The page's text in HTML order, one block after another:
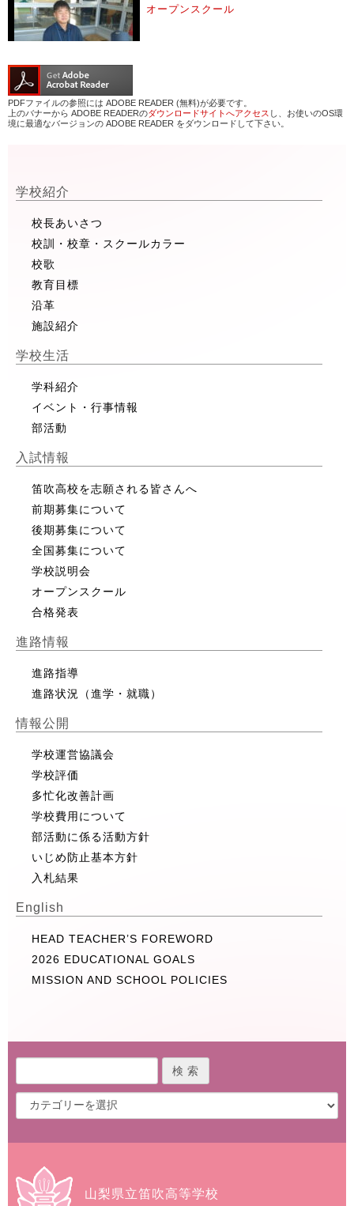
オープンスクール
PDFファイルの参照には ADOBE READER (無料)が必要です。
上のバナーから ADOBE READERのダウンロードサイトへアクセス し、お使いのOS環
境に最適なバージョンの ADOBE READER をダウンロードして下さい。
学校紹介
校長あいさつ
校訓・校章・スクールカラー
校歌
教育目標
沿革
施設紹介
学校生活
学科紹介
イベント・行事情報
部活動
入試情報
笛吹高校を志願される皆さんへ
前期募集について
後期募集について
全国募集について
学校説明会
オープンスクール
合格発表
進路情報
進路指導
進路状況（進学・就職）
情報公開
学校運営協議会
学校評価
多忙化改善計画
学校費用について
部活動に係る活動方針
いじめ防止基本方針
入札結果
English
HEAD TEACHER’S FOREWORD
2026 EDUCATIONAL GOALS
MISSION AND SCHOOL POLICIES
山梨県立笛吹高等学校